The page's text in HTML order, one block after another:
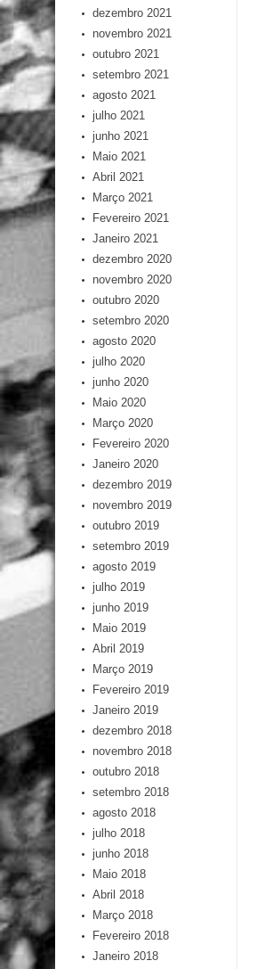
dezembro 2021
novembro 2021
outubro 2021
setembro 2021
agosto 2021
julho 2021
junho 2021
Maio 2021
Abril 2021
Março 2021
Fevereiro 2021
Janeiro 2021
dezembro 2020
novembro 2020
outubro 2020
setembro 2020
agosto 2020
julho 2020
junho 2020
Maio 2020
Março 2020
Fevereiro 2020
Janeiro 2020
dezembro 2019
novembro 2019
outubro 2019
setembro 2019
agosto 2019
julho 2019
junho 2019
Maio 2019
Abril 2019
Março 2019
Fevereiro 2019
Janeiro 2019
dezembro 2018
novembro 2018
outubro 2018
setembro 2018
agosto 2018
julho 2018
junho 2018
Maio 2018
Abril 2018
Março 2018
Fevereiro 2018
Janeiro 2018